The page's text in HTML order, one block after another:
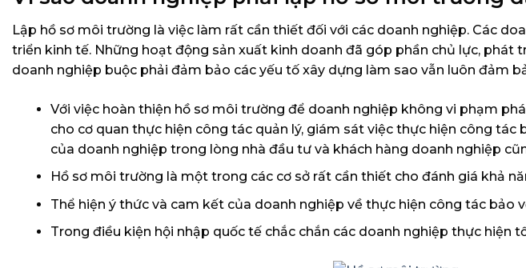
Lập hồ sơ môi trường là việc làm rất cần thiết đối với các doanh nghiệp. Các
triển kinh tế. Những hoạt động sản xuất kinh doanh đã góp phần chủ lực,
doanh nghiệp buộc phải đảm bảo các yếu tố xây dựng làm sao vẫn luôn đảm
Với việc hoàn thiện hồ sơ môi trường để doanh nghiệp không vi phạm
cho cơ quan thực hiện công tác quản lý, giám sát việc thực hiện công
của doanh nghiệp trong lòng nhà đầu tư và khách hàng doanh nghiệp
Hồ sơ môi trường là một trong các cơ sở rất cần thiết cho đánh giá khả
Thể hiện ý thức và cam kết của doanh nghiệp về thực hiện công tác bảo
Trong điều kiện hội nhập quốc tế chắc chắn các doanh nghiệp thực